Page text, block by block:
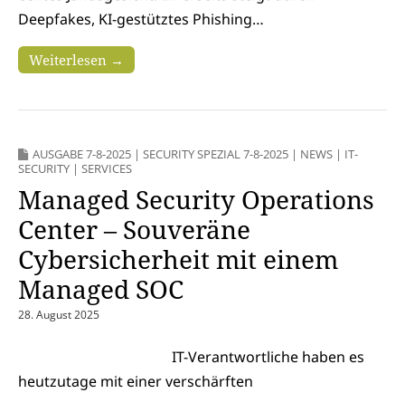
Deepfakes, KI-gestütztes Phishing…
Weiterlesen →
AUSGABE 7-8-2025 | SECURITY SPEZIAL 7-8-2025 | NEWS | IT-
SECURITY | SERVICES
Managed Security Operations
Center – Souveräne
Cybersicherheit mit einem
Managed SOC
28. August 2025
IT-Verantwortliche haben es
heutzutage mit einer verschärften